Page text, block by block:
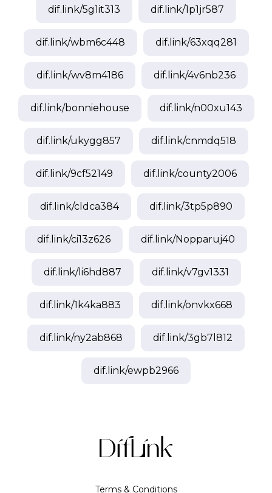
dif.link/5g1it313 dif.link/1p1jr587
dif.link/wbm6c448 dif.link/63xqq281
dif.link/wv8m4186 dif.link/4v6nb236
dif.link/bonniehouse dif.link/n00xu143
dif.link/ukygg857 dif.link/cnmdq518
dif.link/9cf52149 dif.link/county2006
dif.link/cldca384 dif.link/3tp5p890
dif.link/ci13z626 dif.link/Nopparuj40
dif.link/li6hd887 dif.link/v7gv1331
dif.link/1k4ka883 dif.link/onvkx668
dif.link/ny2ab868 dif.link/3gb7l812
dif.link/ewpb2966
Terms & Conditions